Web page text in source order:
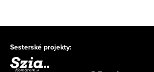
Sesterské projekty: